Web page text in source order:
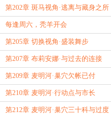
第202章 斑马视角·逃离与藏身之所
每逢周六，秃羊开会
第205章 切换视角·盛装舞步
第207章 布莉安娜·与过去的连接
第209章 麦明河·巢穴欠帐已付
第210章 麦明河·行动点与市长
第212章 麦明河·巢穴三十科与过度